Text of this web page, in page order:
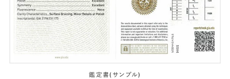
鑑定書(サンプル)